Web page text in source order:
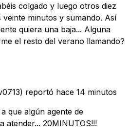
colgado y luego otros diez
minutos y sumando. Así
quiera una baja... Alguna
el resto del verano llamando?
reportó hace 14 minutos
que algún agente de
atender... 20MINUTOS!!!